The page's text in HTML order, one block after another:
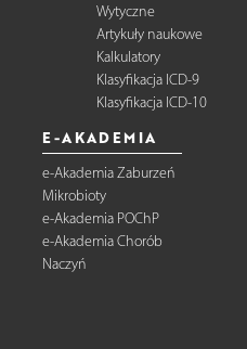
Wytyczne
Artykuły naukowe
Kalkulatory
Klasyfikacja ICD-9
Klasyfikacja ICD-10
E-AKADEMIA
e-Akademia Zaburzeń
Mikrobioty
e-Akademia POChP
e-Akademia Chorób
Naczyń